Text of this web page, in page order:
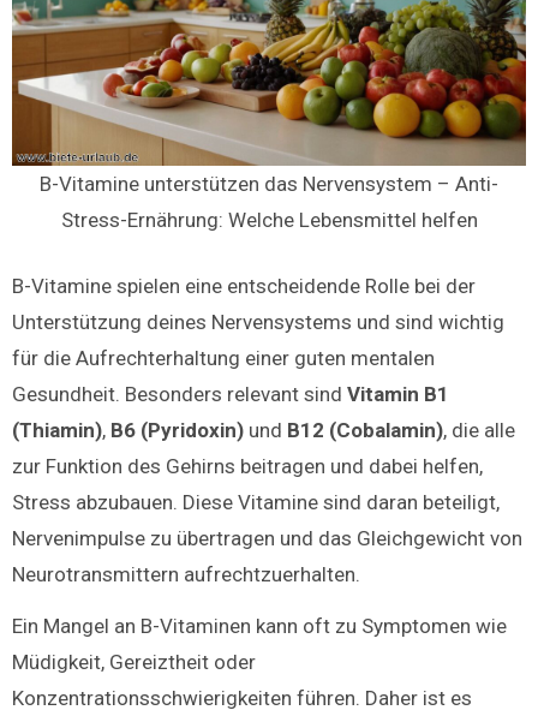
B-Vitamine unterstützen das Nervensystem – Anti-
Stress-Ernährung: Welche Lebensmittel helfen
B-Vitamine spielen eine entscheidende Rolle bei der
Unterstützung deines Nervensystems und sind wichtig
für die Aufrechterhaltung einer guten mentalen
Gesundheit. Besonders relevant sind Vitamin B1
(Thiamin), B6 (Pyridoxin)und B12 (Cobalamin), die alle
zur Funktion des Gehirns beitragen und dabei helfen,
Stress abzubauen. Diese Vitamine sind daran beteiligt,
Nervenimpulse zu übertragen und das Gleichgewicht von
Neurotransmittern aufrechtzuerhalten.
Ein Mangel an B-Vitaminen kann oft zu Symptomen wie
Müdigkeit, Gereiztheit oder
Konzentrationsschwierigkeiten führen. Daher ist es